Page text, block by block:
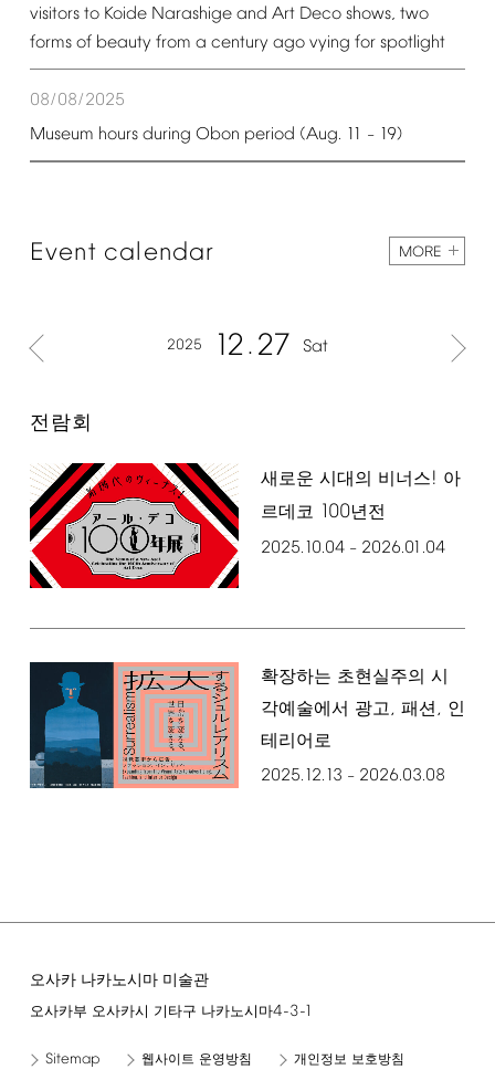
visitors to Koide Narashige and Art Deco shows, two
forms of beauty from a century ago vying for spotlight
08/08/2025
Museum hours during Obon period (Aug. 11 – 19)
Event calendar MORE
2025 12 27 Sat
전람회
새로운 시대의 비너스! 아
르데코 100년전
2025.10.04– 2026.01.04
확장하는 초현실주의 시
각예술에서 광고, 패션, 인
테리어로
2025.12.13 – 2026.03.08
오사카 나카노시마 미술관
오사카부 오사카시 기타구 나카노시마4-3-1
Sitemap 웹사이트 운영방침 개인정보 보호방침